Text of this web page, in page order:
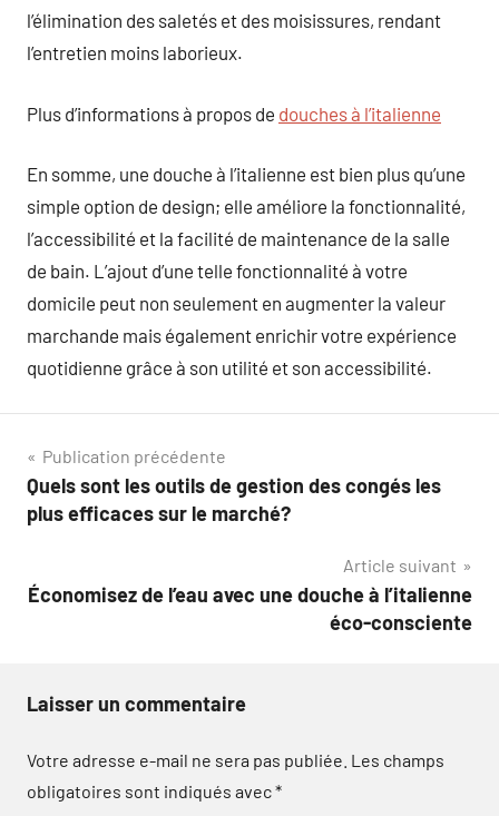
l’élimination des saletés et des moisissures, rendant
l’entretien moins laborieux.
Plus d’informations à propos de douches à l’italienne
En somme, une douche à l’italienne est bien plus qu’une
simple option de design; elle améliore la fonctionnalité,
l’accessibilité et la facilité de maintenance de la salle
de bain. L’ajout d’une telle fonctionnalité à votre
domicile peut non seulement en augmenter la valeur
marchande mais également enrichir votre expérience
quotidienne grâce à son utilité et son accessibilité.
Navigation
de
Publication précédente
Quels sont les outils de gestion des congés les
plus efficaces sur le marché?
Article suivant
Économisez de l’eau avec une douche à l’italienne
éco-consciente
Laisser un commentaire
Votre adresse e-mail ne sera pas publiée. Les champs
obligatoires sont indiqués avec*